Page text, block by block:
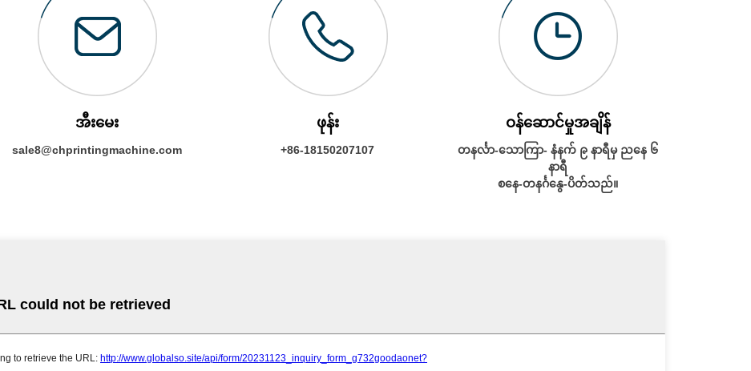
အီးမေး
sale8@chprintingmachine.com
ဖုန်း
+86-18150207107
ဝန်ဆောင်မှုအချိန်
တနင်္လာ-သောကြာ- နံနက် ၉ နာရီမှ ညနေ ၆
နာရီ
စနေ-တနင်္ဂနွေ-ပိတ်သည်။